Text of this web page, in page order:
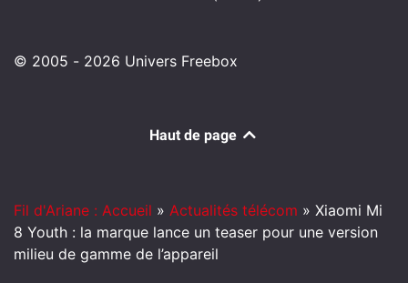
© 2005 - 2026 Univers Freebox
Haut de page
Fil d'Ariane : Accueil » Actualités télécom » Xiaomi Mi
8 Youth : la marque lance un teaser pour une version
milieu de gamme de l’appareil